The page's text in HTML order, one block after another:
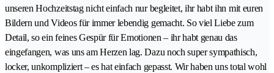
unseren Hochzeitstag nicht einfach nur begleitet, ihr habt ihn mit euren
Bildern und Videos für immer lebendig gemacht. So viel Liebe zum
Detail, so ein feines Gespür für Emotionen – ihr habt genau das
eingefangen, was uns am Herzen lag. Dazu noch super sympathisch,
locker, unkompliziert – es hat einfach gepasst. Wir haben uns total wohl